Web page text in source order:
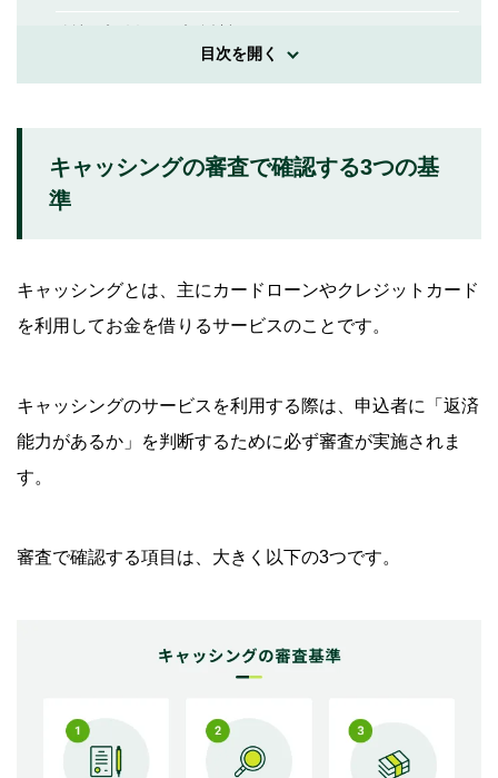
他社借入件数・借入合計額
審査基準は金融機関によって異なる
キャッシング審査に通過するためのポイント
本人確認書類・収入証明書類を確認しておく
1社ずつ申込をする
キャッシングの審査に通らない主な原因と対処法
総量規制の上限額まで借入している
電話による在籍確認が取れない
目次を開く
キャッシングの審査で確認する3つの基
準
キャッシングとは、主にカードローンやクレジットカード
を利用してお金を借りるサービスのことです。
キャッシングのサービスを利用する際は、申込者に「返済
能力があるか」を判断するために必ず審査が実施されま
す。
審査で確認する項目は、大きく以下の3つです。